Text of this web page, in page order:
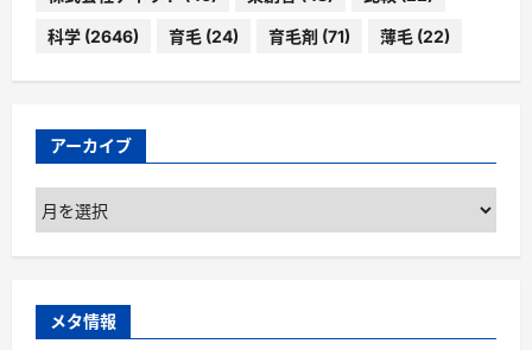
科学 (2646) 育毛 (24) 育毛剤 (71) 薄毛 (22)
アーカイブ
ア
ー
カ
ブ
メタ情報